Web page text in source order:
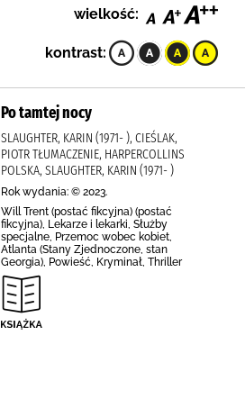
wielkość:
kontrast:
Po tamtej nocy
SLAUGHTER, KARIN (1971- ), CIEŚLAK,
PIOTR TŁUMACZENIE, HARPERCOLLINS
POLSKA, SLAUGHTER, KARIN (1971- )
Rok wydania: © 2023.
Will Trent (postać fikcyjna) (postać
fikcyjna), Lekarze i lekarki, Służby
specjalne, Przemoc wobec kobiet,
Atlanta (Stany Zjednoczone, stan
Georgia), Powieść, Kryminał, Thriller